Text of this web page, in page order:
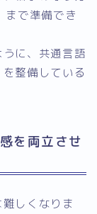
まで準備でき
に、共通言語
整備している
を両立させ
しくなりま